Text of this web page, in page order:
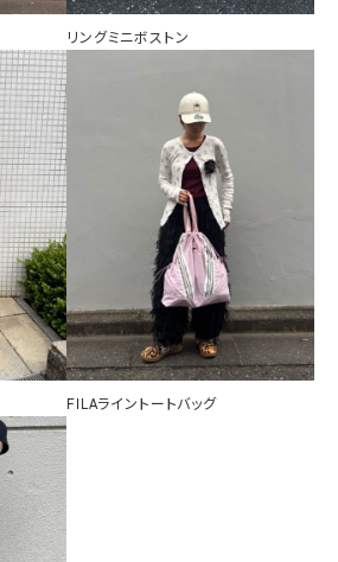
リングミニボストン
FILAライントートバッグ